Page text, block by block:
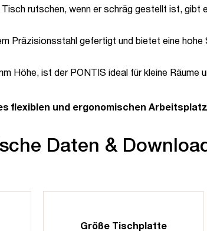
rutschen, wenn er schräg gestellt ist,
Präzisionsstahl gefertigt und bietet eine
Höhe, ist der PONTIS ideal für kleine Räume
flexiblen und ergonomischen
Daten &
Größe Tischplatte